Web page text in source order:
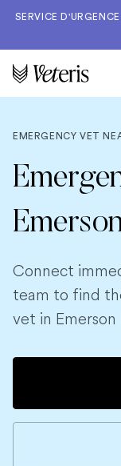
SERVICE
EMERGENCY VET
Connect
team to find
vet in Emerson